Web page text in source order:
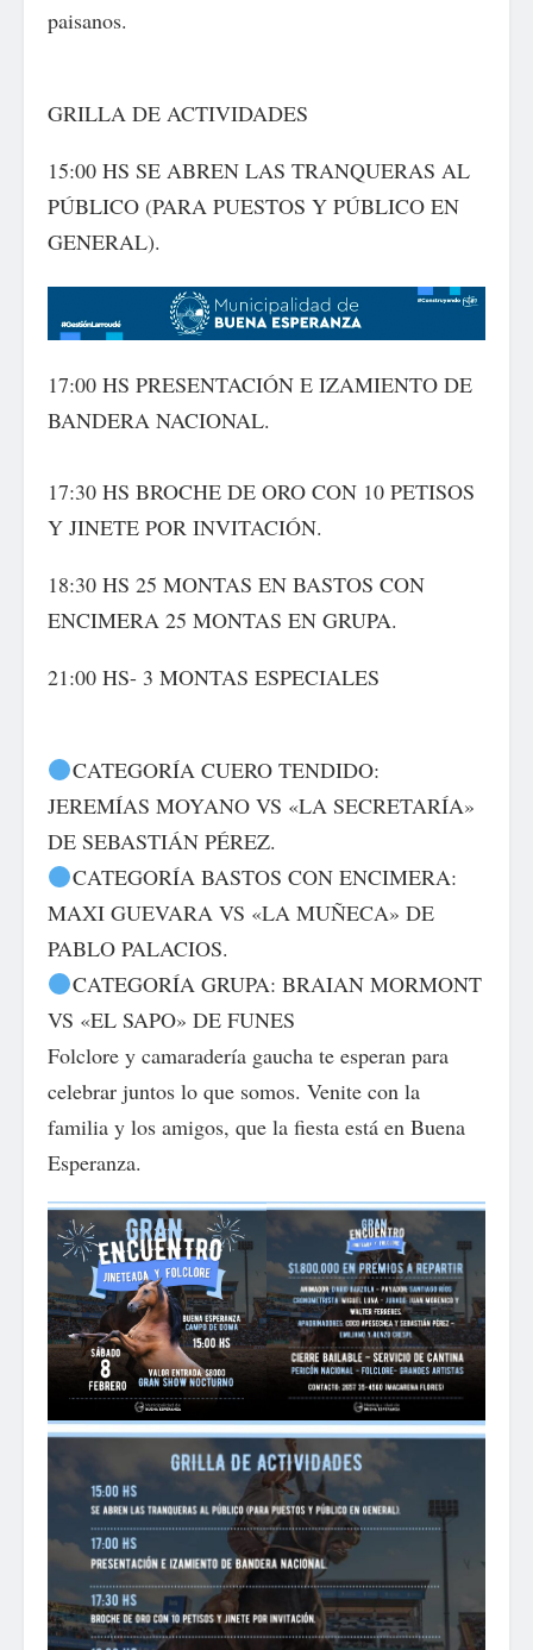
paisanos.
GRILLA DE ACTIVIDADES
15:00 HS SE ABREN LAS TRANQUERAS AL
PÚBLICO (PARA PUESTOS Y PÚBLICO EN
GENERAL).
17:00 HS PRESENTACIÓN E IZAMIENTO DE
BANDERA NACIONAL.
17:30 HS BROCHE DE ORO CON 10 PETISOS
Y JINETE POR INVITACIÓN.
18:30 HS 25 MONTAS EN BASTOS CON
ENCIMERA 25 MONTAS EN GRUPA.
21:00 HS- 3 MONTAS ESPECIALES
CATEGORÍA CUERO TENDIDO:
JEREMÍAS MOYANO VS «LA SECRETARÍA»
DE SEBASTIÁN PÉREZ.
CATEGORÍA BASTOS CON ENCIMERA:
MAXI GUEVARA VS «LA MUÑECA» DE
PABLO PALACIOS.
CATEGORÍA GRUPA: BRAIAN MORMONT
VS «EL SAPO» DE FUNES
Folclore y camaradería gaucha te esperan para
celebrar juntos lo que somos. Venite con la
familia y los amigos, que la fiesta está en Buena
Esperanza.